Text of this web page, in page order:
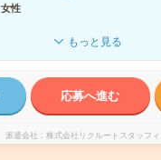
女性
もっと見る
応募へ進む
派遣会社 株式会社リクルートスタッフ